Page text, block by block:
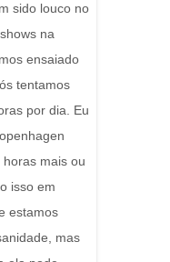
sido louco no
na
ensaiado
tentamos
por dia. Eu
mais ou
isso em
estamos
mas